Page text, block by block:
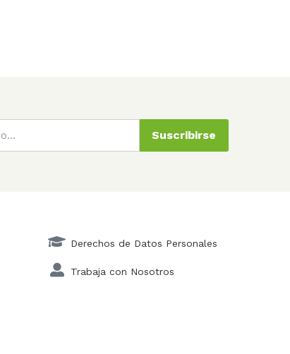
Suscribirse
Derechos de Datos Personales
Trabaja con Nosotros